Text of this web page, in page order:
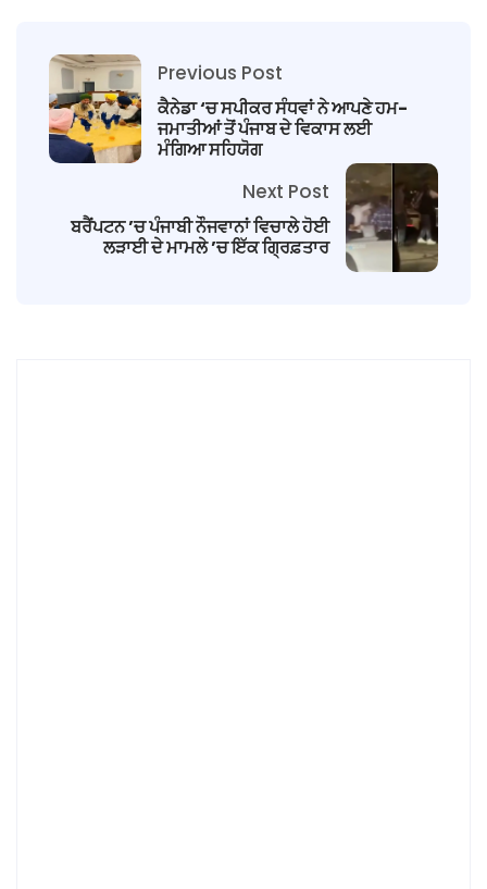
Previous Post
ਕੈਨੇਡਾ ‘ਚ ਸਪੀਕਰ ਸੰਧਵਾਂ ਨੇ ਆਪਣੇ ਹਮ-
ਜਮਾਤੀਆਂ ਤੋਂ ਪੰਜਾਬ ਦੇ ਵਿਕਾਸ ਲਈ
ਮੰਗਿਆ ਸਹਿਯੋਗ
Next Post
ਬਰੈਂਪਟਨ ’ਚ ਪੰਜਾਬੀ ਨੌਜਵਾਨਾਂ ਵਿਚਾਲੇ ਹੋਈ
ਲੜਾਈ ਦੇ ਮਾਮਲੇ ’ਚ ਇੱਕ ਗ੍ਰਿਫ਼ਤਾਰ